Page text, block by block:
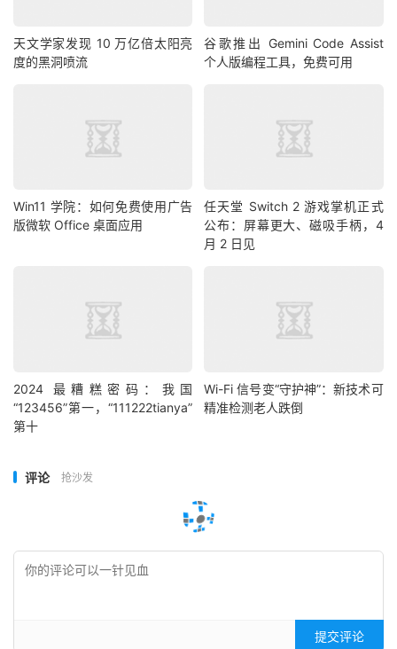
天文学家发现 10 万亿倍太阳亮
度的黑洞喷流
谷歌推出 Gemini Code Assist
个人版编程工具，免费可用
Win11 学院：如何免费使用广告
版微软 Office 桌面应用
任天堂 Switch 2 游戏掌机正式
公布：屏幕更大、磁吸手柄，4
月 2 日见
2024 最糟糕密码：我国
“123456”第一，“111222tianya”
第十
Wi-Fi 信号变“守护神”：新技术可
精准检测老人跌倒
评论 抢沙发
提交评论